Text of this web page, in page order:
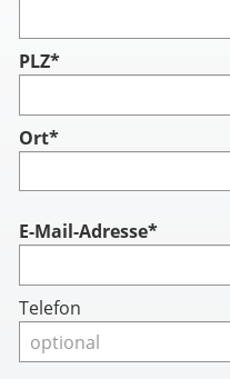
PLZ*
Ort*
Account
E-Mail-Adresse*
Telefon